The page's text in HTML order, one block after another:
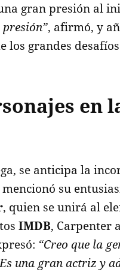
gran presión al
, afirmó, y
los grandes
en
se anticipa la
su
, quien se unirá al
IMDB, Carpenter
“Creo que la
una gran actriz y